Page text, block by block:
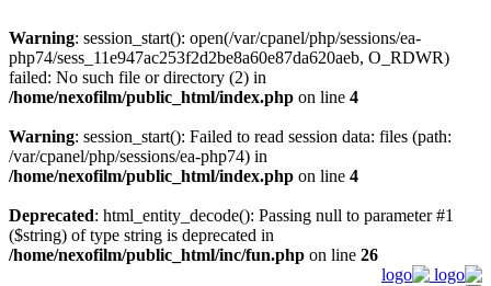
Warning: session_start(): open(/var/cpanel/php/sessions/ea-
php74/sess_11e947ac253f2d2be8a60e87da620aeb, O_RDWR)
failed: No such file or directory (2) in
/home/nexofilm/public_html/index.php on line 4
Warning: session_start(): Failed to read session data: files (path:
/var/cpanel/php/sessions/ea-php74) in
/home/nexofilm/public_html/index.php on line 4
Deprecated: html_entity_decode(): Passing null to parameter #1
($string) of type string is deprecated in
/home/nexofilm/public_html/inc/fun.php on line 26